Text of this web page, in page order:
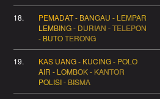
18.
PEMADAT - BANGAU - LEMPAR
LEMBING - DURIAN - TELEPON
- BUTO TERONG
19.
KAS UANG - KUCING - POLO
AIR - LOMBOK - KANTOR
POLISI - BISMA